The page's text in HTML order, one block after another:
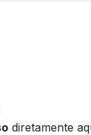
diretamente